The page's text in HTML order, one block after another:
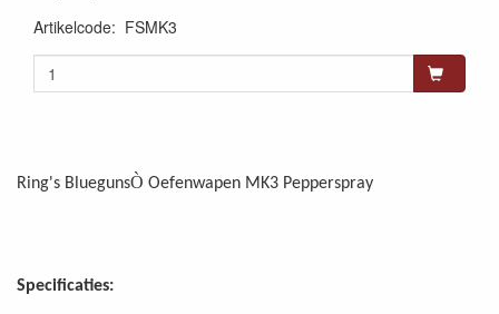
Artikelcode: FSMK3
Ring's BluegunsÒ Oefenwapen MK3 Pepperspray
Specificaties: